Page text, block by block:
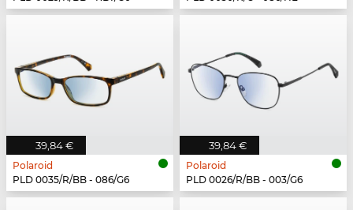
39,84 €
Polaroid
PLD 0035/R/BB - 086/G6
39,84 €
Polaroid
PLD 0026/R/BB - 003/G6